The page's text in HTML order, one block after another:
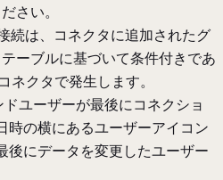
さい。
続は、コネクタに追加されたグ
ーブルに基づいて条件付きであ
ネクタで発生します。
ユーザーが最後にコネクショ
時の横にあるユーザーアイコン
後にデータを変更したユーザー